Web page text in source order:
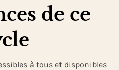
de ce
à tous et disponibles